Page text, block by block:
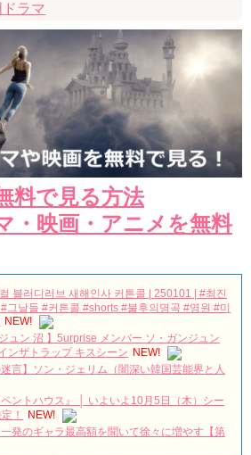
ラマ
料で見る方法
・映画・アニメを無料
블러디러브 새해인사 커튼콜 | 250101 | #최진
그날들 #커튼콜 #shorts #불후의명곡 #영원 #미
NEW!
ュン 沼 】5urprise メンバー ソ・ガンジュン
ンザトラップ キスシーン NEW!
言】ソン・ジェリム（闇深い韓国芸能界と人
ペントハウス』 │ いよいよ10月5日（木）シー
！
NEW!
一発のギャラ最高額を聞いて徐々に増やす【第